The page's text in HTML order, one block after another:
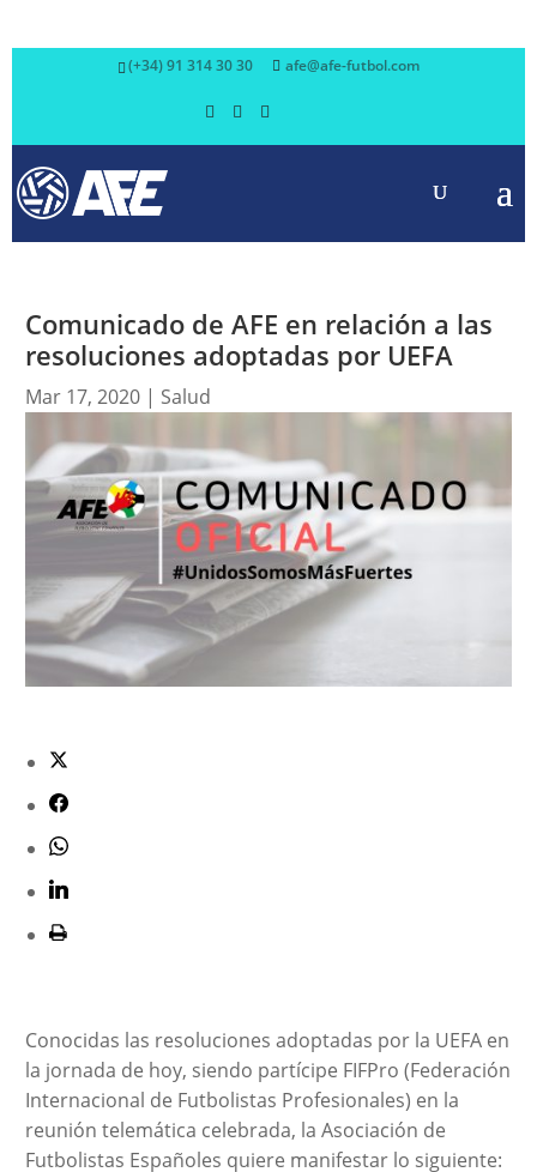
(+34) 91 314 30 30 afe@afe-futbol.com
Comunicado de AFE en relación a las
resoluciones adoptadas por UEFA
Mar 17, 2020| Salud
Conocidas las resoluciones adoptadas por la UEFA en
la jornada de hoy, siendo partícipe FIFPro (Federación
Internacional de Futbolistas Profesionales) en la
reunión telemática celebrada, la Asociación de
Futbolistas Españoles quiere manifestar lo siguiente: